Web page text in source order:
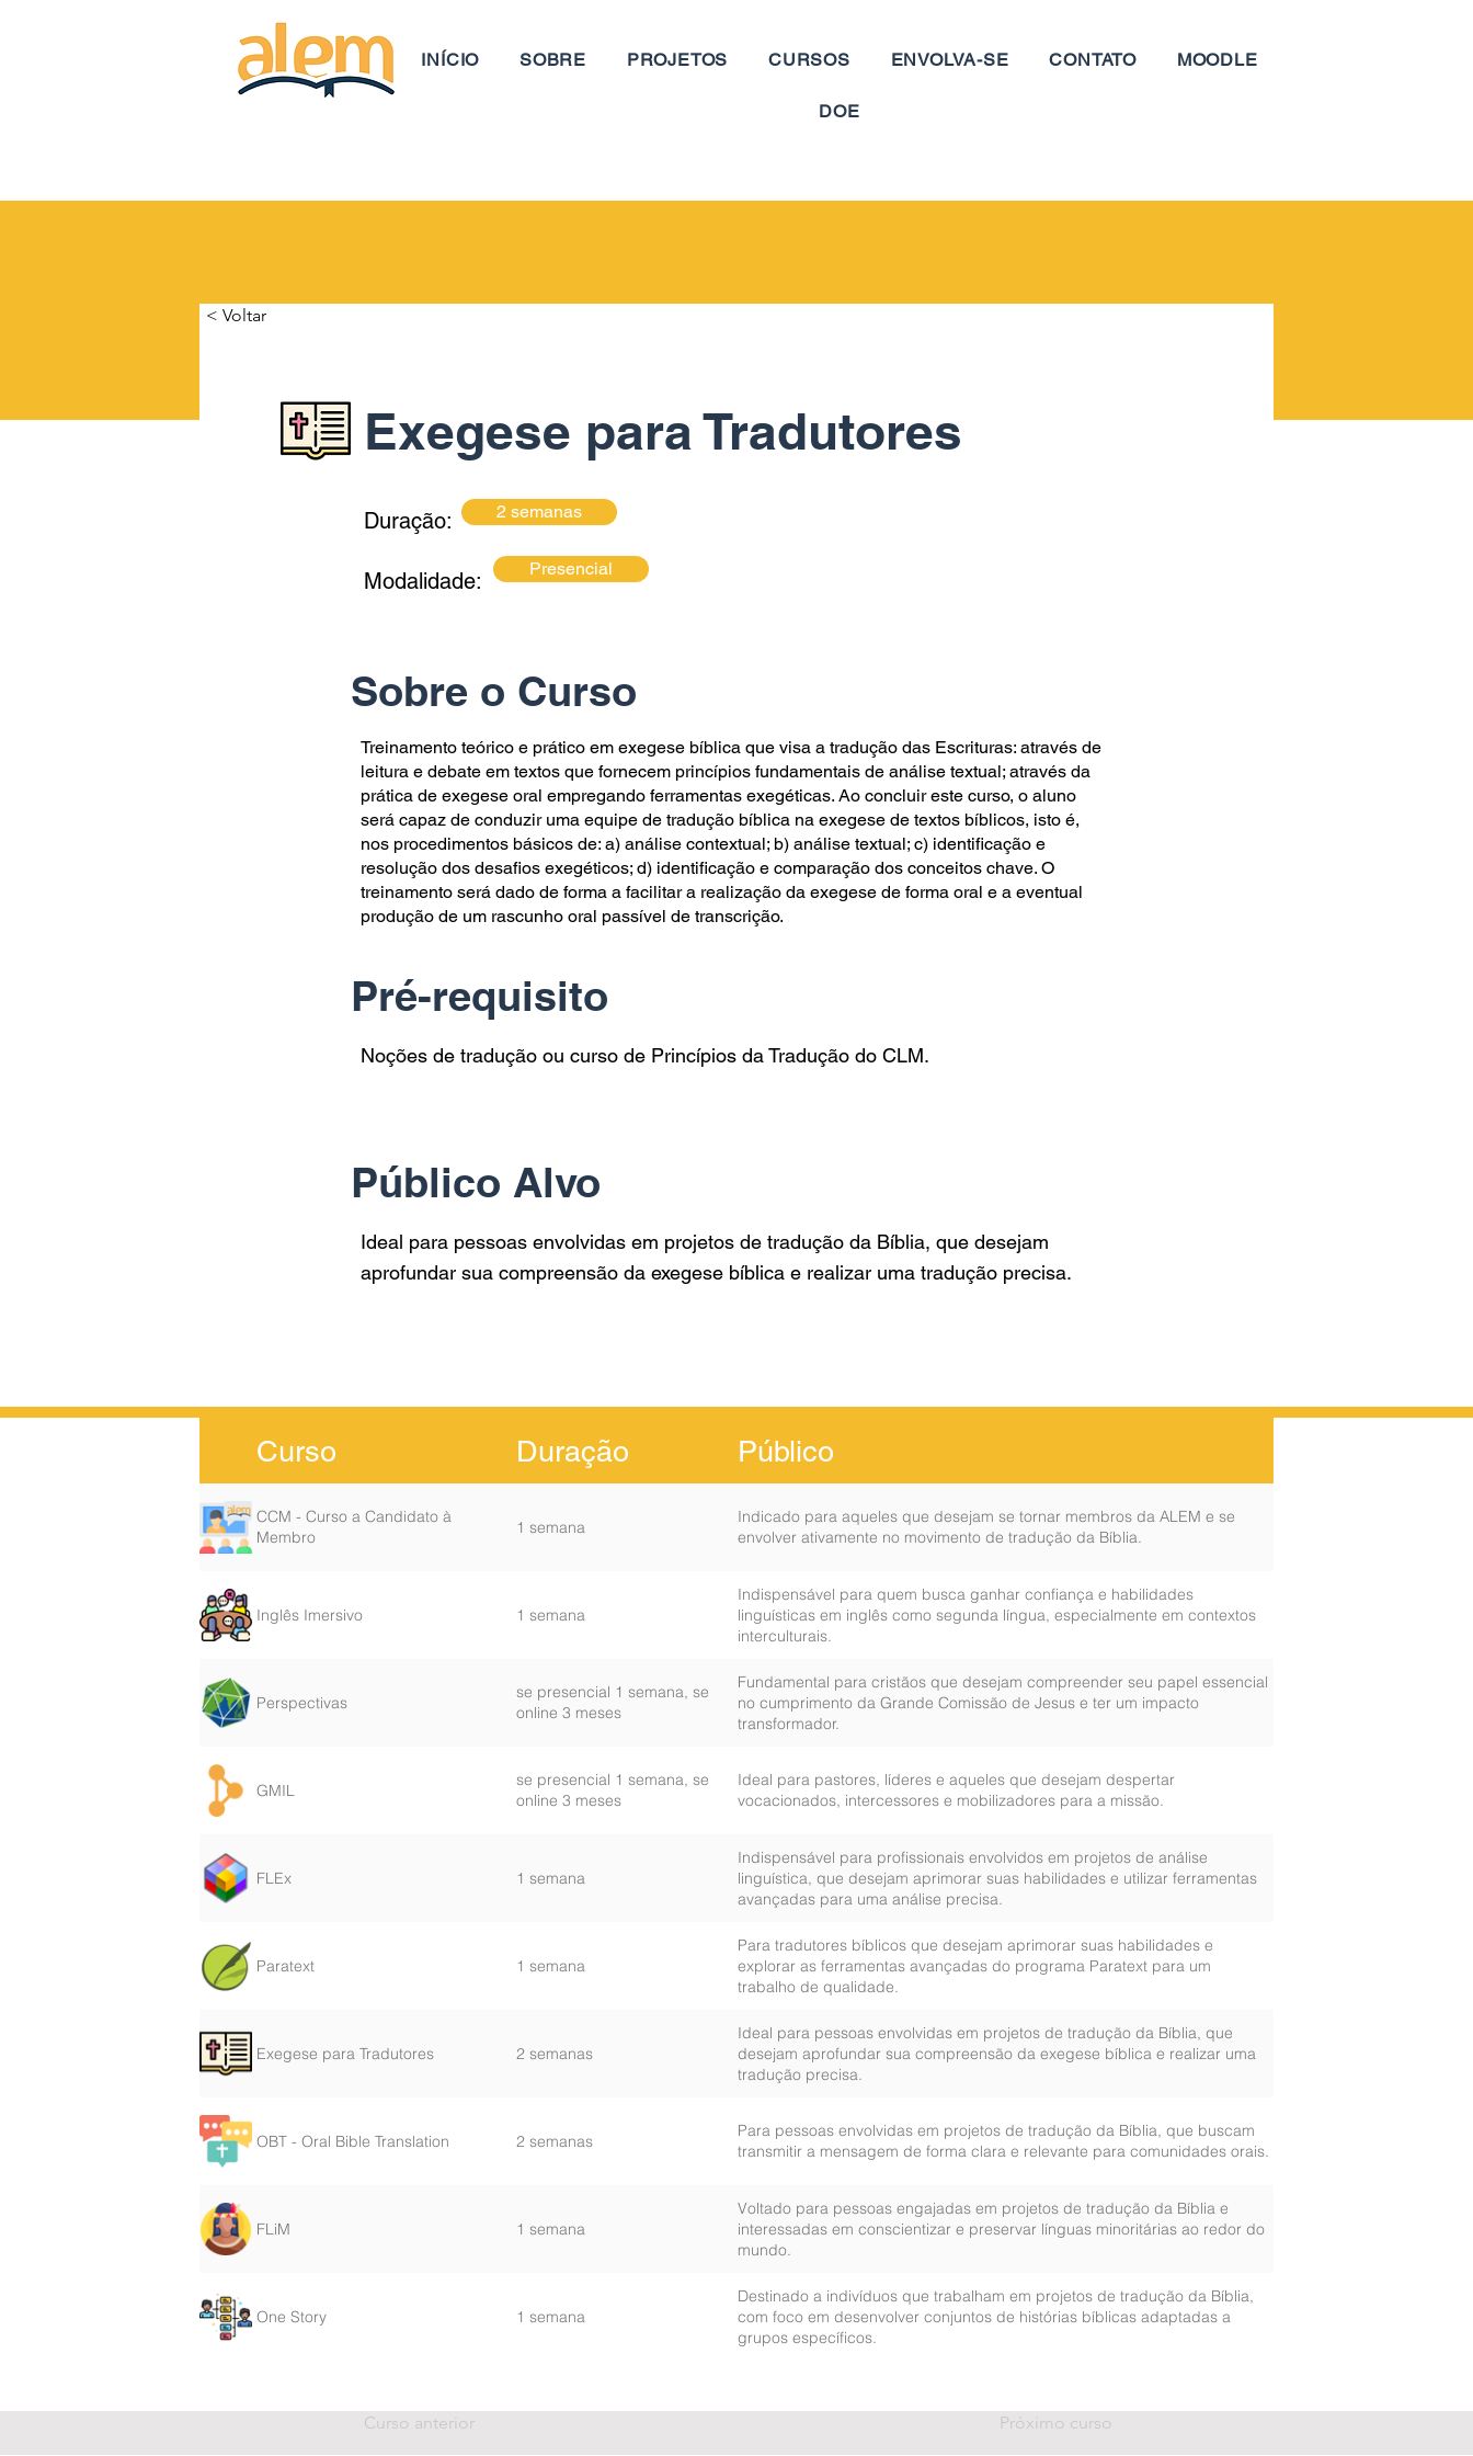
INÍCIO SOBRE PROJETOS CURSOS ENVOLVA-SE CONTATO MOODLE
DOE
< Voltar
Exegese para Tradutores
Duração: 2 semanas
Modalidade: Presencial
Sobre o Curso
Treinamento teórico e prático em exegese bíblica que visa a tradução das Escrituras: através de
leitura e debate em textos que fornecem princípios fundamentais de análise textual; através da
prática de exegese oral empregando ferramentas exegéticas. Ao concluir este curso, o aluno
será capaz de conduzir uma equipe de tradução bíblica na exegese de textos bíblicos, isto é,
nos procedimentos básicos de: a) análise contextual; b) análise textual; c) identiﬁcação e
resolução dos desaﬁos exegéticos; d) identiﬁcação e comparação dos conceitos chave. O
treinamento será dado de forma a facilitar a realização da exegese de forma oral e a eventual
produção de um rascunho oral passível de transcrição.
Pré-requisito
Noções de tradução ou curso de Princípios da Tradução do CLM.
Público Alvo
Ideal para pessoas envolvidas em projetos de tradução da Bíblia, que desejam
aprofundar sua compreensão da exegese bíblica e realizar uma tradução precisa.
Curso Duração Público
CCM - Curso a Candidato à
Membro
1 semana
Indicado para aqueles que desejam se tornar membros da ALEM e se
envolver ativamente no movimento de tradução da Bíblia.
Inglês Imersivo 1 semana
Indispensável para quem busca ganhar confiança e habilidades
linguísticas em inglês como segunda língua, especialmente em contextos
interculturais.
Perspectivas
se presencial 1 semana, se
online 3 meses
Fundamental para cristãos que desejam compreender seu papel essencial
no cumprimento da Grande Comissão de Jesus e ter um impacto
transformador.
GMIL
se presencial 1 semana, se
online 3 meses
Ideal para pastores, líderes e aqueles que desejam despertar
vocacionados, intercessores e mobilizadores para a missão.
FLEx 1 semana
Indispensável para profissionais envolvidos em projetos de análise
linguística, que desejam aprimorar suas habilidades e utilizar ferramentas
avançadas para uma análise precisa.
Paratext 1 semana
Para tradutores bíblicos que desejam aprimorar suas habilidades e
explorar as ferramentas avançadas do programa Paratext para um
trabalho de qualidade.
Exegese para Tradutores 2 semanas
Ideal para pessoas envolvidas em projetos de tradução da Bíblia, que
desejam aprofundar sua compreensão da exegese bíblica e realizar uma
tradução precisa.
OBT - Oral Bible Translation 2 semanas
Para pessoas envolvidas em projetos de tradução da Bíblia, que buscam
transmitir a mensagem de forma clara e relevante para comunidades orais.
FLiM 1 semana
Voltado para pessoas engajadas em projetos de tradução da Bíblia e
interessadas em conscientizar e preservar línguas minoritárias ao redor do
mundo.
One Story 1 semana
Destinado a indivíduos que trabalham em projetos de tradução da Bíblia,
com foco em desenvolver conjuntos de histórias bíblicas adaptadas a
grupos específicos.
Curso anterior Próximo curso